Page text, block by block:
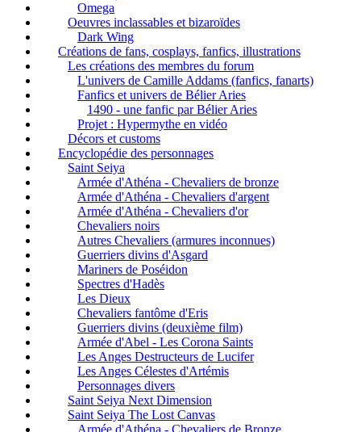
Omega
Oeuvres inclassables et bizaroïdes
Dark Wing
Créations de fans, cosplays, fanfics, illustrations
Les créations des membres du forum
L'univers de Camille Addams (fanfics, fanarts)
Fanfics et univers de Bélier Aries
1490 - une fanfic par Bélier Aries
Projet : Hypermythe en vidéo
Décors et customs
Encyclopédie des personnages
Saint Seiya
Armée d'Athéna - Chevaliers de bronze
Armée d'Athéna - Chevaliers d'argent
Armée d'Athéna - Chevaliers d'or
Chevaliers noirs
Autres Chevaliers (armures inconnues)
Guerriers divins d'Asgard
Mariners de Poséidon
Spectres d'Hadès
Les Dieux
Chevaliers fantôme d'Eris
Guerriers divins (deuxième film)
Armée d'Abel - Les Corona Saints
Les Anges Destructeurs de Lucifer
Les Anges Célestes d'Artémis
Personnages divers
Saint Seiya Next Dimension
Saint Seiya The Lost Canvas
Armée d'Athéna - Chevaliers de Bronze